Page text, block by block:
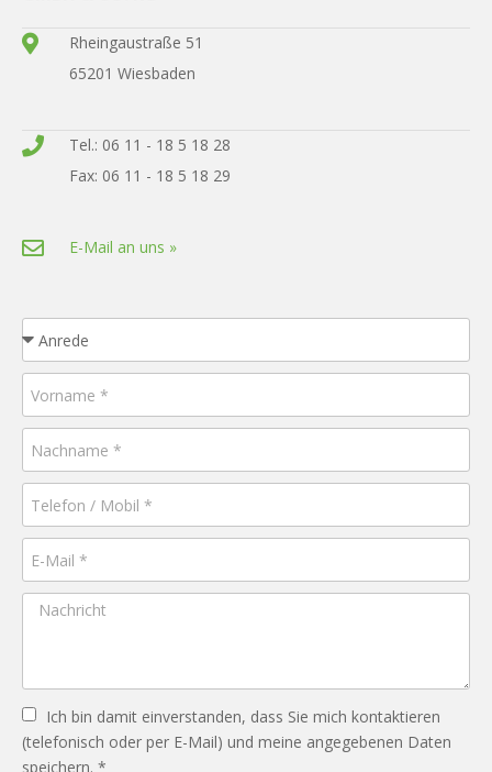
Rheingaustraße 51
65201 Wiesbaden
Tel.: 06 11 - 18 5 18 28
Fax: 06 11 - 18 5 18 29
E-Mail an uns »
Ich bin damit einverstanden, dass Sie mich kontaktieren
(telefonisch oder per E-Mail) und meine angegebenen Daten
speichern. *